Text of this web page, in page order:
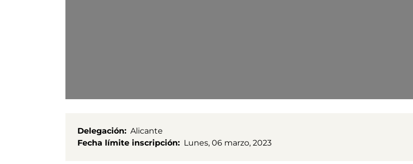
Delegación
Alicante
Fecha límite inscripción
Lunes, 06 marzo, 2023